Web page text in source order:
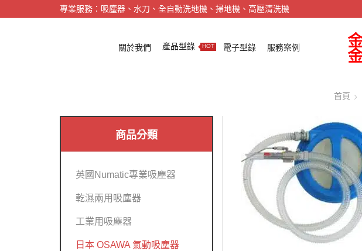
專業服務：吸塵器、水刀、全自動洗地機、掃地機、高壓清洗機
關於我們 產品型錄 HOT 電子型錄 服務案例
首頁
商品分類
英國Numatic專業吸塵器
乾濕兩用吸塵器
工業用吸塵器
日本 OSAWA 氣動吸塵器